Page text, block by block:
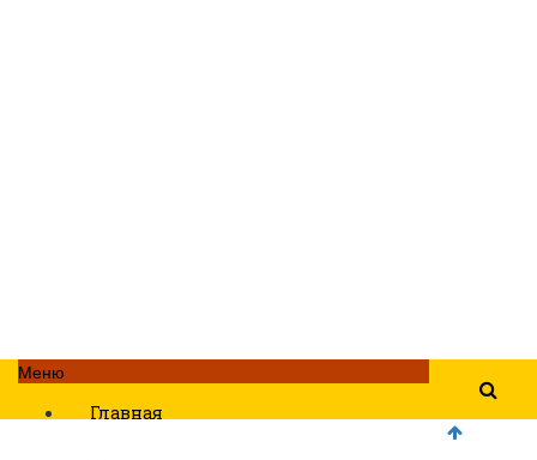
Меню
Главная